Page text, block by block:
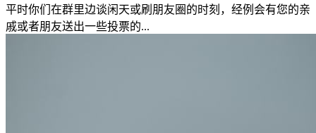
平时你们在群里边谈闲天或刷朋友圈的时刻，经例会有您的亲
戚或者朋友送出一些投票的...